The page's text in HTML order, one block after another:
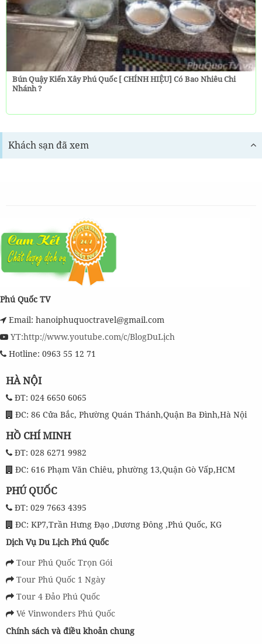
Bún Quậy Kiến Xây Phú Quốc [ CHÍNH HIỆU] Có Bao Nhiêu Chi
Nhánh ?
Khách sạn đã xem
Phú Quốc TV
Email: hanoiphuquoctravel@gmail.com
YT:http://www.youtube.com/c/BlogDuLịch
Hotline: 0963 55 12 71
HÀ NỘI
ĐT: 024 6650 6065
ĐC: 86 Cửa Bắc, Phường Quán Thánh,Quận Ba Đình,Hà Nội
HỒ CHÍ MINH
ĐT: 028 6271 9982
ĐC: 616 Phạm Văn Chiêu, phường 13,Quận Gò Vấp,HCM
PHÚ QUỐC
ĐT: 029 7663 4395
ĐC: KP7,Trần Hưng Đạo ,Dương Đông ,Phú Quốc, KG
Dịch Vụ Du Lịch Phú Quốc
Tour Phú Quốc Trọn Gói
Tour Phú Quốc 1 Ngày
Tour 4 Đảo Phú Quốc
Vé Vinwonders Phú Quốc
Chính sách và điều khoản chung